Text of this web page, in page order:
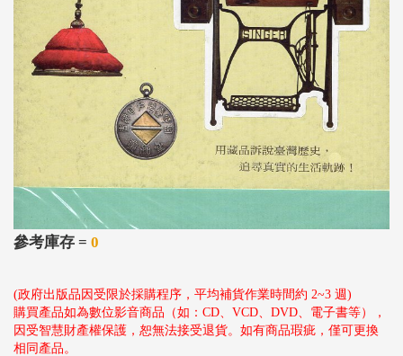
參考庫存 = 0
(政府出版品因受限於採購程序，平均補貨作業時間約 2~3 週)
購買產品如為數位影音商品（如：CD、VCD、DVD、電子書等），
因受智慧財產權保護，恕無法接受退貨。如有商品瑕疵，僅可更換
相同產品。